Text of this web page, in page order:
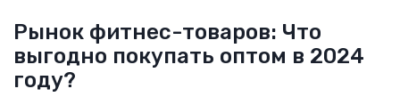
Рынок фитнес-товаров: Что
выгодно покупать оптом в 2024
году?